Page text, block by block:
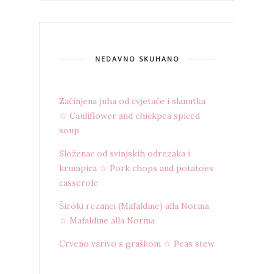
NEDAVNO SKUHANO
Začinjena juha od cvjetače i slanutka
☆ Cauliflower and chickpea spiced
soup
Složenac od svinjskih odrezaka i
krumpira ☆ Pork chops and potatoes
casserole
Široki rezanci (Mafaldine) alla Norma
☆ Mafaldine alla Norma
Crveno varivo s graškom ☆ Peas stew